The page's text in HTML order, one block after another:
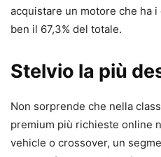
acquistare un motore che ha
ben il 67,3% del totale.
Stelvio la più
Non sorprende che nella
premium più richieste online
vehicle o crossover, un